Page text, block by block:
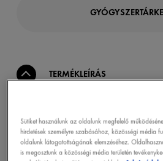
TERMÉKLEÍRÁS
A Vichy kombinálja a
retinolt egy krémben. A
ának halványításáért*.
megjelenését 2 millió új sejttel
Sütiket használunk az oldalunk megfelelő
hirdetések személyre szabásához, közösségi média
oldalunk látogatottságának elemzéséhez.
is megosztunk a közösségi média területén